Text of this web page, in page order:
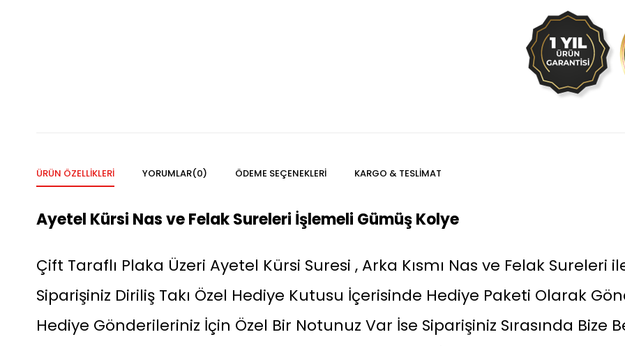
ÜRÜN ÖZELLIKLERI YORUMLAR(0) ÖDEME SEÇENEKLERI KARGO & TESLIMAT
Ayetel Kürsi Nas ve Felak Sureleri İşlemeli Gümüş Kolye
Çift Taraflı Plaka Üzeri Ayetel Kürsi Suresi , Arka Kısmı Nas ve Felak Sureleri
Siparişiniz Diriliş Takı Özel Hediye Kutusu İçerisinde Hediye Paketi Olarak
Hediye Gönderileriniz İçin Özel Bir Notunuz Var İse Siparişiniz Sırasında Bize